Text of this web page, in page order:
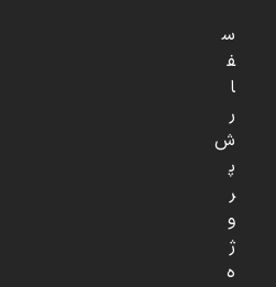
س
ف
ا
ر
ش
پ
ر
و
ژ
ه